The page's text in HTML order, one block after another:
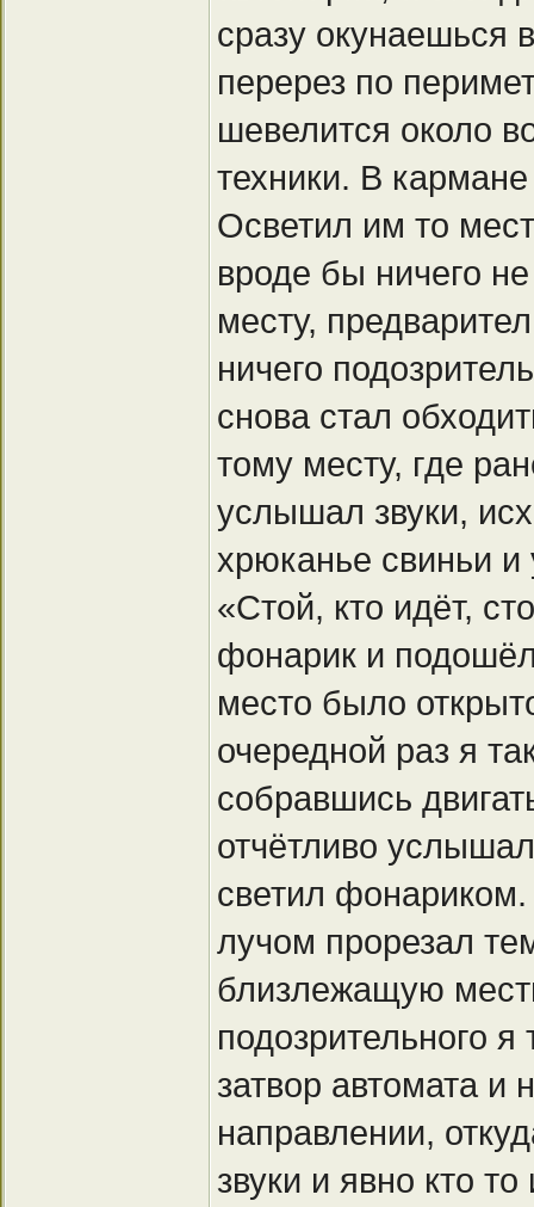
сразу окунаешься
перерез по
шевелится около
техники. В
Осветил им то
вроде бы ничего
месту,
ничего
снова стал
тому месту, где
услышал звуки,
хрюканье свиньи
«Стой, кто идёт,
фонарик и
место было
очередной раз я
собравшись
отчётливо
светил
лучом прорезал
близлежащую
подозрительного
затвор автомата и
направлении,
звуки и явно кто